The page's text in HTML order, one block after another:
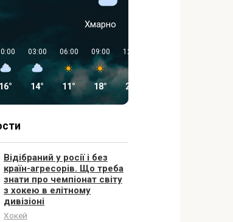
Хмарно
16°
03:00
14°
06:00
11°
09:00
18°
12:00
23°
Відібраний у росії і без
країн-агресорів. Що треба
знати про чемпіонат світу
з хокею в елітному
дивізіоні
Хокей